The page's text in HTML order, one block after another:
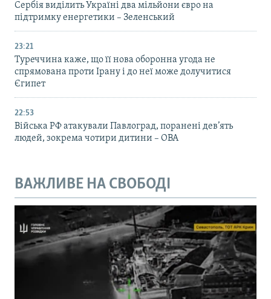
Сербія виділить Україні два мільйони євро на
підтримку енергетики – Зеленський
23:21
Туреччина каже, що її нова оборонна угода не
спрямована проти Ірану і до неї може долучитися
Єгипет
22:53
Війська РФ атакували Павлоград, поранені дев’ять
людей, зокрема чотири дитини – ОВА
ВАЖЛИВЕ НА СВОБОДІ